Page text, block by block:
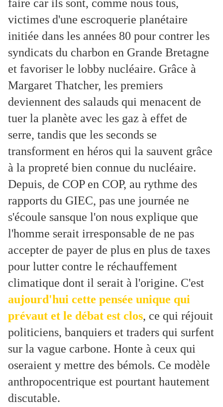
faire car ils sont, comme nous tous,
victimes d'une escroquerie planétaire
initiée dans les années 80 pour contrer les
syndicats du charbon en Grande Bretagne
et favoriser le lobby nucléaire. Grâce à
Margaret Thatcher, les premiers
deviennent des salauds qui menacent de
tuer la planète avec les gaz à effet de
serre, tandis que les seconds se
transforment en héros qui la sauvent grâce
à la propreté bien connue du nucléaire.
Depuis, de COP en COP, au rythme des
rapports du GIEC, pas une journée ne
s'écoule sansque l'on nous explique que
l'homme serait irresponsable de ne pas
accepter de payer de plus en plus de taxes
pour lutter contre le réchauffement
climatique dont il serait à l'origine. C'est
aujourd'hui cette pensée unique qui
prévaut et le débat est clos, ce qui réjouit
politiciens, banquiers et traders qui surfent
sur la vague carbone. Honte à ceux qui
oseraient y mettre des bémols. Ce modèle
anthropocentrique est pourtant hautement
discutable.